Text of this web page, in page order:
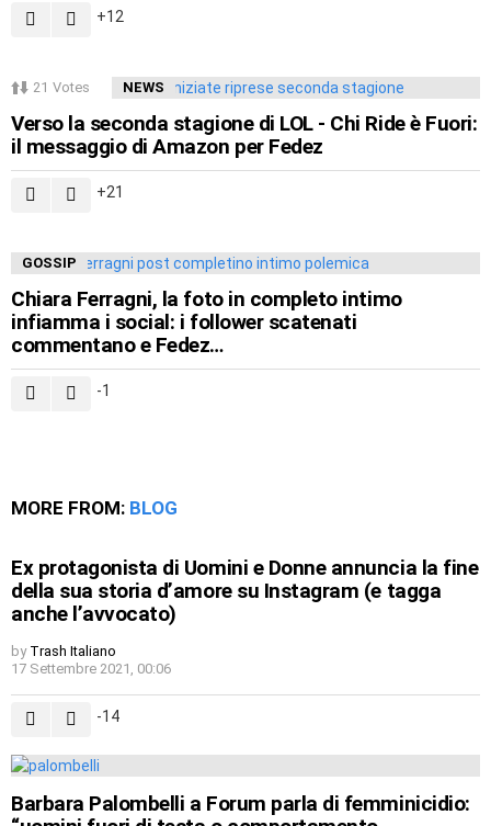
12
21 Votes NEWS
Verso la seconda stagione di LOL - Chi Ride è Fuori:
il messaggio di Amazon per Fedez
21
GOSSIP
Chiara Ferragni, la foto in completo intimo
infiamma i social: i follower scatenati
commentano e Fedez…
-1
MORE FROM: BLOG
Ex protagonista di Uomini e Donne annuncia la fine
della sua storia d’amore su Instagram (e tagga
anche l’avvocato)
by Trash Italiano
17 Settembre 2021, 00:06
-14
Barbara Palombelli a Forum parla di femminicidio: